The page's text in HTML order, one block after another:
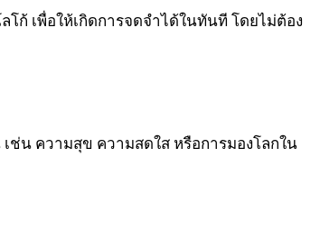
ก้ เพื่อให้เกิดการจดจำได้ในทันที โดยไม่ต้อง
ช่น ความสุข ความสดใส หรือการมองโลกใน